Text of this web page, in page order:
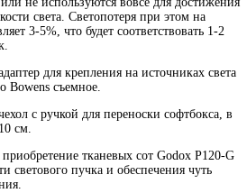
света. Светопотеря при этом на
3-5%, что будет соответствовать 1-2
для крепления на источниках света
Bowens съемное.
с ручкой для переноски софтбокса, в
см.
тканевых сот Godox P120-G
светового пучка и обеспечения чуть